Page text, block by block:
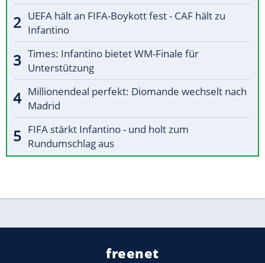
UEFA hält an FIFA-Boykott fest - CAF hält zu
Infantino
Times: Infantino bietet WM-Finale für
Unterstützung
Millionendeal perfekt: Diomande wechselt nach
Madrid
FIFA stärkt Infantino - und holt zum
Rundumschlag aus
freenet